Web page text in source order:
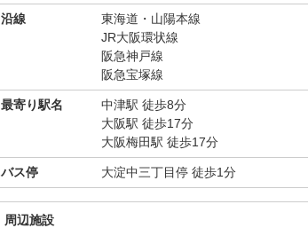
沿線
東海道・山陽本線
JR大阪環状線
阪急神戸線
阪急宝塚線
最寄り駅名
中津駅 徒歩8分
大阪駅 徒歩17分
大阪梅田駅 徒歩17分
バス停 大淀中三丁目停 徒歩1分
周辺施設